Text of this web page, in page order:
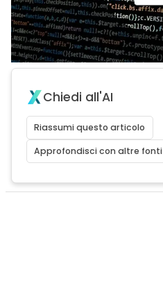
Chiedi all'AI
Riassumi questo articolo
Approfondisci con altre fonti